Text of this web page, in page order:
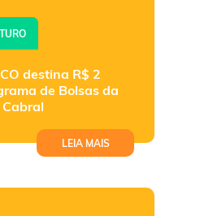
destina R$ 2
de Bolsas da
LEIA MAIS